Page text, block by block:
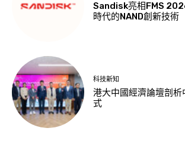
Sandisk亮相FMS
時代的NAND創新技術
科技新知
港大中國經濟論壇剖
式